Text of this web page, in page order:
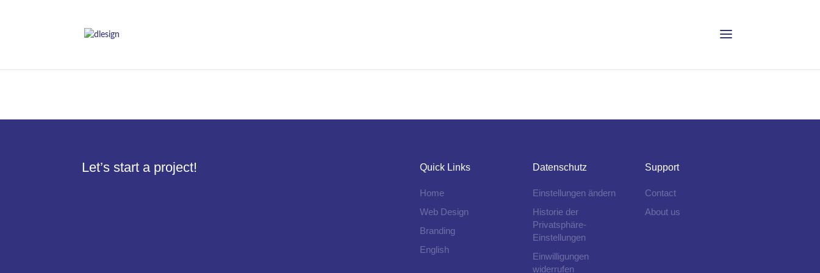
Let’s start a project! Quick Links
Home
Web Design
Branding
English
Datenschutz
Einstellungen ändern
Historie der
Privatsphäre-
Einstellungen
Einwilligungen
widerrufen
Support
Contact
About us